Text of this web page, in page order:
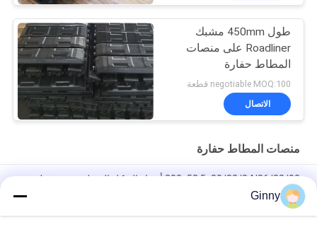
طول 450mm مشبك
Roadliner على منصات
المطاط حفارة
negotiable MOQ:100 قطعة
الاتصال
منصات المطاط حفارة
300x52.5x80/82/84/86/88/90 أجزاء الهيكل السفلي حفرة قطب
المطاط
350/52.5/104 آلة الحفر الأفقية مسار المطاط
Ginny